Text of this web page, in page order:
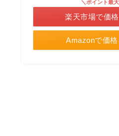
Amazonで価
＼ポイント最
楽天市場で価